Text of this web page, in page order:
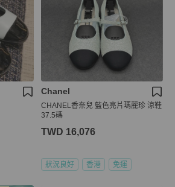
Chanel
CHANEL香奈兒 藍色亮片瑪麗珍 涼鞋
37.5碼
TWD 16,076
狀況良好 香港 免運